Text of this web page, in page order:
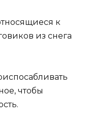
к
из снега
чтобы